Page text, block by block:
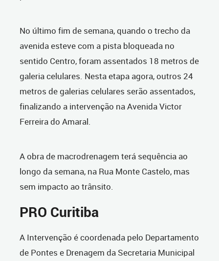
No último fim de semana, quando o trecho da
avenida esteve com a pista bloqueada no
sentido Centro, foram assentados 18 metros de
galeria celulares. Nesta etapa agora, outros 24
metros de galerias celulares serão assentados,
finalizando a intervenção na Avenida Victor
Ferreira do Amaral.
A obra de macrodrenagem terá sequência ao
longo da semana, na Rua Monte Castelo, mas
sem impacto ao trânsito.
PRO Curitiba
A Intervenção é coordenada pelo Departamento
de Pontes e Drenagem da Secretaria Municipal